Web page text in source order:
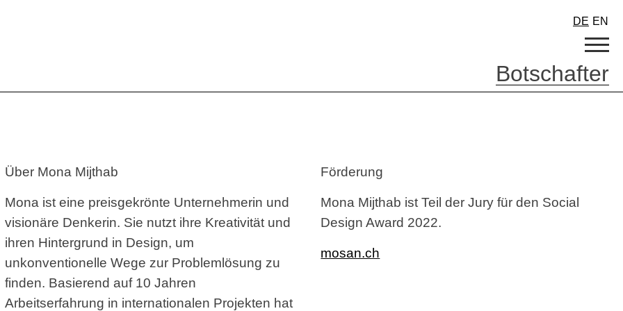
DE EN
Botschafter
Über Mona Mijthab
Mona ist eine preisgekrönte Unternehmerin und
visionäre Denkerin. Sie nutzt ihre Kreativität und
ihren Hintergrund in Design, um
unkonventionelle Wege zur Problemlösung zu
finden. Basierend auf 10 Jahren
Arbeitserfahrung in internationalen Projekten hat
Förderung
Mona Mijthab ist Teil der Jury für den Social
Design Award 2022.
mosan.ch